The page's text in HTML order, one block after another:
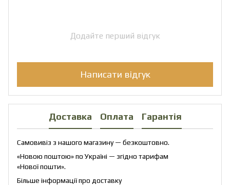
Додайте перший відгук
Написати відгук
Доставка Оплата Гарантія
Самовивіз з нашого магазину — безкоштовно.
«Новою поштою» по Україні — згідно тарифам
«Нової пошти».
Більше інформації про доставку